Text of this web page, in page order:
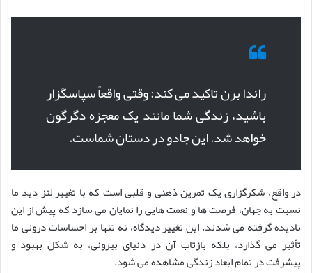
راندا برن تاکید می کند: وقتی واقعاً سپاسگزار
باشید، زندگی شما مانند یک معجزه دگرگون
خواهد شد. این جادو در دستان شماست.
در واقع، شکرگزاری یک تمرین ذهنی و قلبی است که با تغییر لنز دید ما
نسبت به جهان، فرصت ها و نعمت هایی را نمایان می سازد که پیش از این
نادیده گرفته می شدند. این تغییر دیدگاه، نه تنها بر احساسات درونی ما
تأثیر می گذارد، بلکه بازتاب آن در دنیای بیرونی، به شکل بهبود و
پیشرفت در تمام ابعاد زندگی مشاهده می شود.